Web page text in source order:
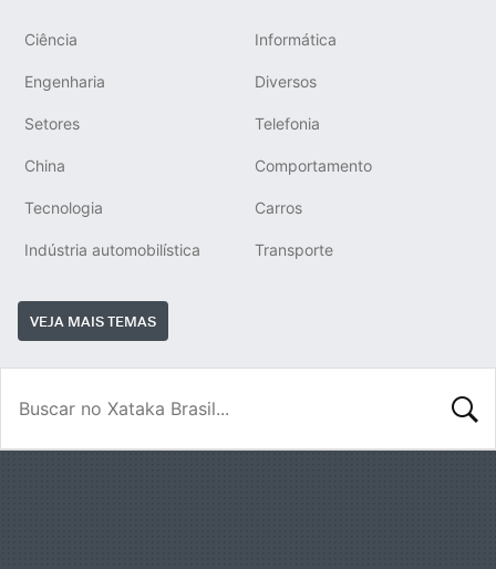
Ciência Informática
Engenharia Diversos
Setores Telefonia
China Comportamento
Tecnologia Carros
Indústria automobilística Transporte
VEJA MAIS TEMAS